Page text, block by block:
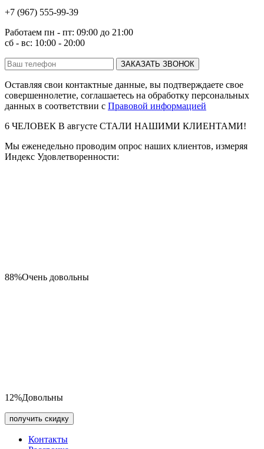
+7 (967) 555-99-39
Работаем пн - пт: 09:00 до 21:00
сб - вс: 10:00 - 20:00
ЗАКАЗАТЬ ЗВОНОК
Оставляя свои контактные данные, вы подтверждаете свое
совершеннолетие, соглашаетесь на обработку персональных
данных в соответствии с Правовой информацией
6 ЧЕЛОВЕК В августе СТАЛИ НАШИМИ КЛИЕНТАМИ!
Мы еженедельно проводим опрос наших клиентов, измеряя
Индекс Удовлетворенности:
88%Очень довольны
12%Довольны
получить скидку
Контакты